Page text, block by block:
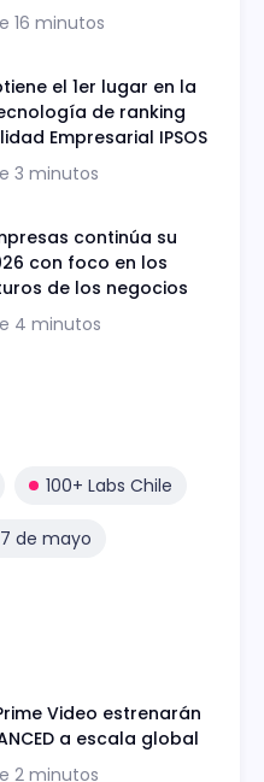
16 minutos
el 1er lugar en la
de ranking
Empresarial IPSOS
3 minutos
continúa su
con foco en los
de los negocios
4 minutos
100+ Labs Chile
de mayo
Video estrenarán
a escala global
2 minutos